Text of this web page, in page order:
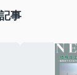
事